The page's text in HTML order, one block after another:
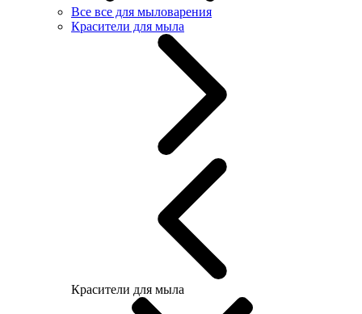
Все все для мыловарения
Красители для мыла
Красители для мыла